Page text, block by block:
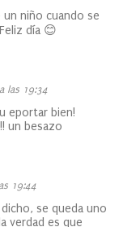
niño cuando se
día 😊
las 19:34
eportar bien!
un besazo
19:44
se queda uno
verdad es que